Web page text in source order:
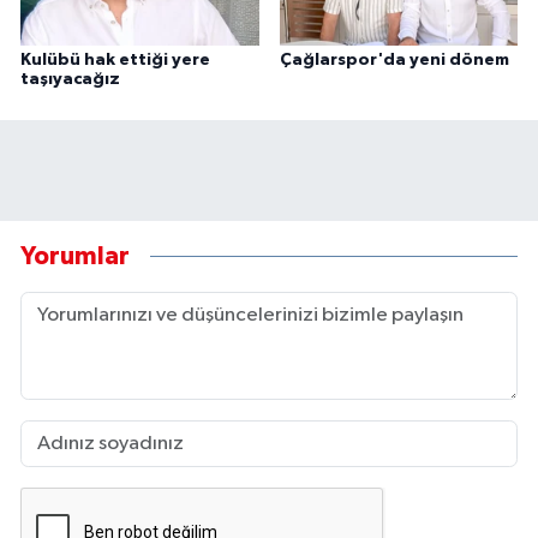
Kulübü hak ettiği yere
taşıyacağız
Çağlarspor'da yeni dönem
Yorumlar